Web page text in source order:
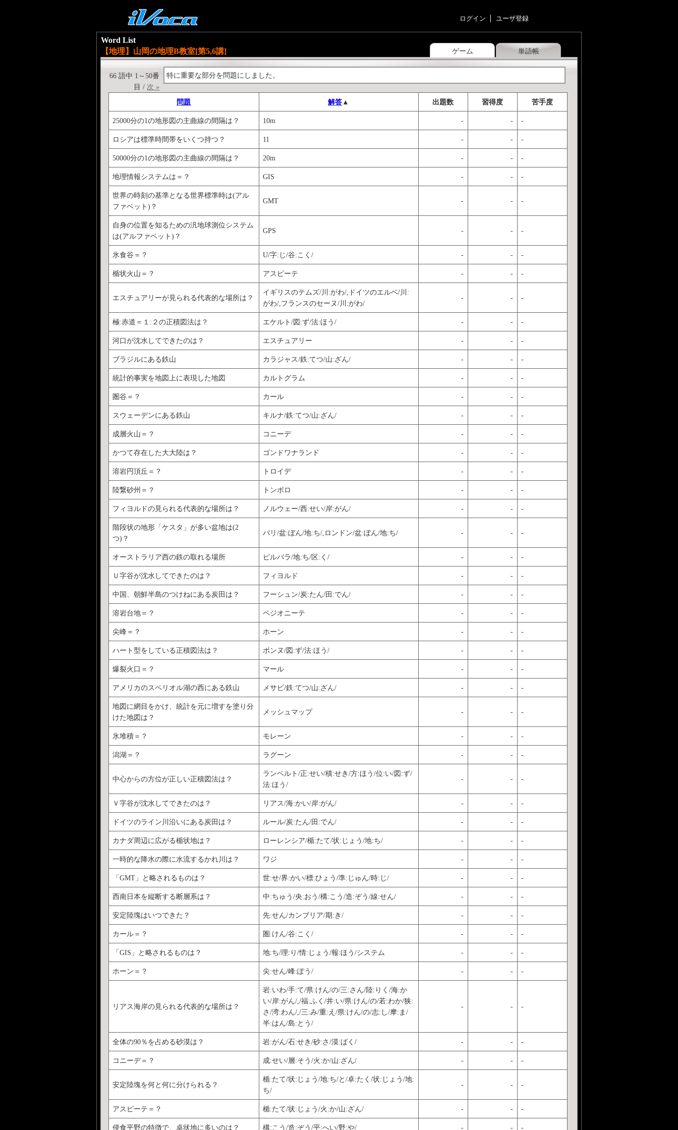
ログイン ユーザ登録
ゲーム 単語帳
Word List
【地理】山岡の地理B教室[第5,6講]
特に重要な部分を問題にしました。
66 語中 1～50番
目 / 次 »
問題
解答▲ 出題数 習得度 苦手度
25000分の1の地形図の主曲線の間隔は？ 10m - - -
ロシアは標準時間帯をいくつ持つ？ 11 - - -
50000分の1の地形図の主曲線の間隔は？ 20m - - -
地理情報システムは＝？ GIS - - -
世界の時刻の基準となる世界標準時は(アル
ファベット)？
GMT - - -
自身の位置を知るための汎地球測位システム
は(アルファベット)？
GPS - - -
氷食谷＝？ U/字:じ/谷:こく/ - - -
楯状火山＝？ アスピーテ - - -
エスチュアリーが見られる代表的な場所は？
イギリスのテムズ/川:がわ/,ドイツのエルベ/川:
がわ/,フランスのセーヌ/川:がわ/
- - -
極:赤道＝１:２の正積図法は？ エケルト/図:ず/法:ほう/ - - -
河口が沈水してできたのは？ エスチュアリー - - -
ブラジルにある鉄山 カラジャス/鉄:てつ/山:ざん/ - - -
統計的事実を地図上に表現した地図 カルトグラム - - -
圏谷＝？ カール - - -
スウェーデンにある鉄山 キルナ/鉄:てつ/山:ざん/ - - -
成層火山＝？ コニーデ - - -
かつて存在した大大陸は？ ゴンドワナランド - - -
溶岩円頂丘＝？ トロイデ - - -
陸繋砂州＝？ トンボロ - - -
フィヨルドの見られる代表的な場所は？ ノルウェー/西:せい/岸:がん/ - - -
階段状の地形「ケスタ」が多い盆地は(2
つ)？
パリ/盆:ぼん/地:ち/,ロンドン/盆:ぼん/地:ち/ - - -
オーストラリア西の鉄の取れる場所 ピルバラ/地:ち/区:く/ - - -
Ｕ字谷が沈水してできたのは？ フィヨルド - - -
中国、朝鮮半島のつけねにある炭田は？ フーシュン/炭:たん/田:でん/ - - -
溶岩台地＝？ ペジオニーテ - - -
尖峰＝？ ホーン - - -
ハート型をしている正積図法は？ ボンヌ/図:ず/法:ほう/ - - -
爆裂火口＝？ マール - - -
アメリカのスペリオル湖の西にある鉄山 メサビ/鉄:てつ/山:ざん/ - - -
地図に網目をかけ、統計を元に増すを塗り分
けた地図は？
メッシュマップ - - -
氷堆積＝？ モレーン - - -
潟湖＝？ ラグーン - - -
中心からの方位が正しい正積図法は？
ランベルト/正:せい/積:せき/方:ほう/位:い/図:ず/
法:ほう/
- - -
Ｖ字谷が沈水してできたのは？ リアス/海:かい/岸:がん/ - - -
ドイツのライン川沿いにある炭田は？ ルール/炭:たん/田:でん/ - - -
カナダ周辺に広がる楯状地は？ ローレンシア/楯:たて/状:じょう/地:ち/ - - -
一時的な降水の際に水流するかれ川は？ ワジ - - -
「GMT」と略されるものは？ 世:せ/界:かい/標:ひょう/準:じゅん/時:じ/ - - -
西南日本を縦断する断層系は？ 中:ちゅう/央:おう/構:こう/造:ぞう/線:せん/ - - -
安定陸塊はいつできた？ 先:せん/カンブリア/期:き/ - - -
カール＝？ 圏:けん/谷:こく/ - - -
「GIS」と略されるものは？ 地:ち/理:り/情:じょう/報:ほう/システム - - -
ホーン＝？ 尖:せん/峰:ぽう/ - - -
リアス海岸の見られる代表的な場所は？
岩:いわ/手:て/県:けん/の/三:さん/陸:りく/海:か
い/岸:がん/,/福:ふく/井:い/県:けん/の/若:わか/狭:
さ/湾:わん/,/三:み/重:え/県:けん/の/志:し/摩:ま/
半:はん/島:とう/
- - -
全体の90％を占める砂漠は？ 岩:がん/石:せき/砂:さ/漠:ばく/ - - -
コニーデ＝？ 成:せい/層:そう/火:か/山:ざん/ - - -
安定陸塊を何と何に分けられる？
楯:たて/状:じょう/地:ち/と/卓:たく/状:じょう/地:
ち/
- - -
アスピーテ＝？ 楯:たて/状:じょう/火:か/山:ざん/ - - -
侵食平野の特徴で、卓状地に多いのは？ 構:こう/造:ぞう/平:へい/野:や/ - - -